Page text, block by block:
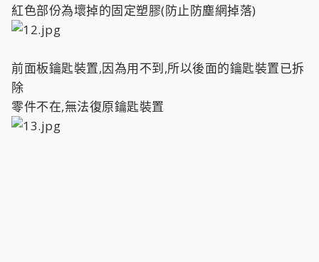
紅色部份為壞掉的固定塑膠(防止防塵網掉落)
前面板鑰匙裝置,因為用不到,所以後面的鑰匙裝置已拆
除
零件不在,無法復原鑰匙裝置